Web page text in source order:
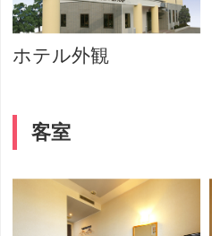
ホテル外観
客室